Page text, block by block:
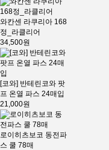
와칸센 라쿠리아 168
정_라클리어
34,500원
[코와] 반테린코와 팟
프 온열 파스 24매입
21,000원
로이히츠보코 동전파
스 쿨 78매